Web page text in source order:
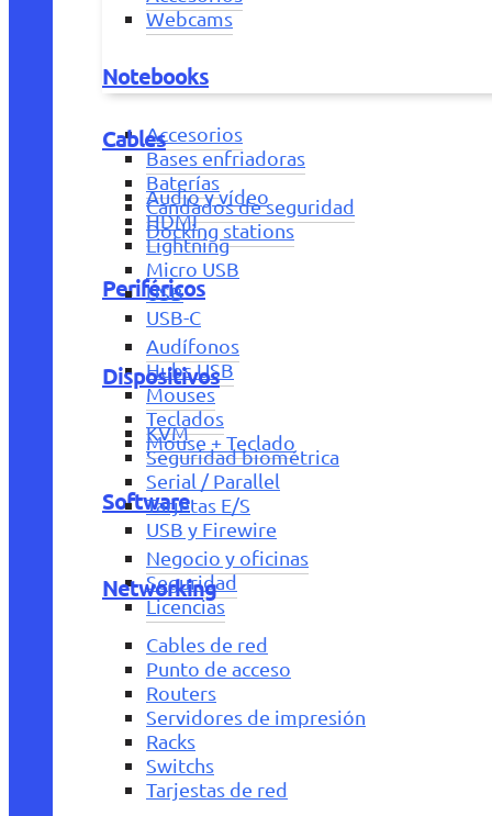
Webcams
Notebooks
Accesorios
Bases enfriadoras
Baterías
Candados de seguridad
Docking stations
Periféricos
Audífonos
Hubs USB
Mouses
Teclados
Mouse + Teclado
Software
Negocio y oficinas
Seguridad
Licencias
Cables
Audio y vídeo
HDMI
Lightning
Micro USB
USB
USB-C
Dispositivos
KVM
Seguridad biométrica
Serial / Parallel
Tarjetas E/S
USB y Firewire
Networking
Cables de red
Punto de acceso
Routers
Servidores de impresión
Racks
Switchs
Tarjestas de red